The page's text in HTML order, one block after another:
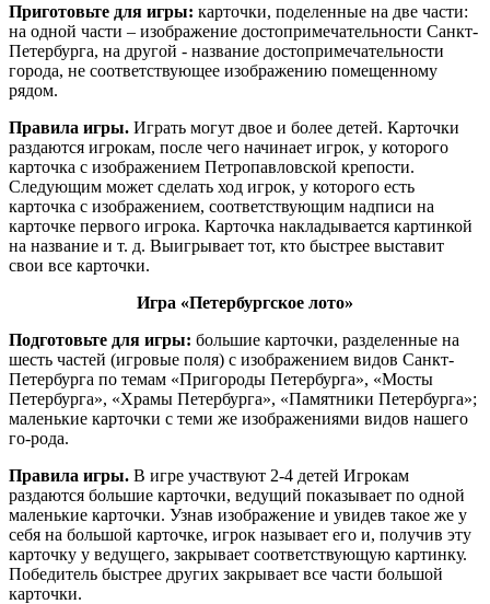
Приготовьте для игры: карточки, поделенные на две части:
на одной части – изображение достопримечательности Санкт-
Петербурга, на другой - название достопримечательности
города, не соответствующее изображению помещенному
рядом.
Правила игры. Играть могут двое и более детей. Карточки
раздаются игрокам, после чего начинает игрок, у которого
карточка с изображением Петропавловской крепости.
Следующим может сделать ход игрок, у которого есть
карточка с изображением, соответствующим надписи на
карточке первого игрока. Карточка накладывается картинкой
на название и т. д. Выигрывает тот, кто быстрее выставит
свои все карточки.
Игра «Петербургское лото»
Подготовьте для игры: большие карточки, разделенные на
шесть частей (игровые поля) с изображением видов Санкт-
Петербурга по темам «Пригороды Петербурга», «Мосты
Петербурга», «Храмы Петербурга», «Памятники Петербурга»;
маленькие карточки с теми же изображениями видов нашего
го-рода.
Правила игры. В игре участвуют 2-4 детей Игрокам
раздаются большие карточки, ведущий показывает по одной
маленькие карточки. Узнав изображение и увидев такое же у
себя на большой карточке, игрок называет его и, получив эту
карточку у ведущего, закрывает соответствующую картинку.
Победитель быстрее других закрывает все части большой
карточки.